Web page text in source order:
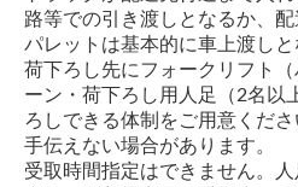
路等での引き渡しとなるか、配
パレットは基本的に車上渡しと
荷下ろし先にフォークリフト
ーン・荷下ろし用人足（2名以
ろしできる体制をご用意くだ
手伝えない場合があります。
受取時間指定はできません。